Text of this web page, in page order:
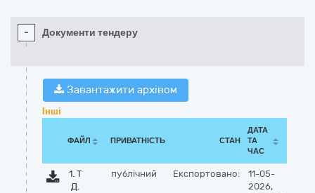
- Документи тендеру
Завантажити архівом
Інші
ФАЙЛ ПРИВАТНІСТЬ СТАН
ДАТА
ТА
ЧАС
1. Т
Д.
публічний Експортовано:
11-05-
2026,